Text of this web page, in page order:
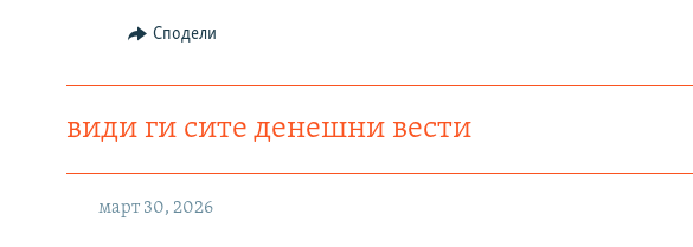
Сподели
види ги сите денешни вести
март 30, 2026